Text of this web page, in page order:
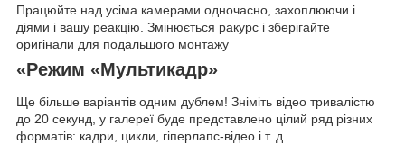
Працюйте над усіма камерами одночасно, захоплюючи і
діями і вашу реакцію. Змінюється ракурс і зберігайте
оригінали для подальшого монтажу
«Режим «Мультикадр»
Ще більше варіантів одним дублем! Зніміть відео тривалістю
до 20 секунд, у галереї буде представлено цілий ряд різних
форматів: кадри, цикли, гіперлапс-відео і т. д.